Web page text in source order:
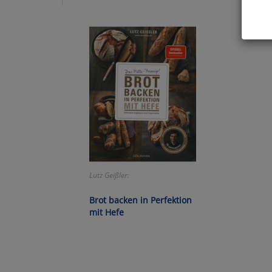
Lutz Geißler:
Brot backen in Perfektion
mit Hefe